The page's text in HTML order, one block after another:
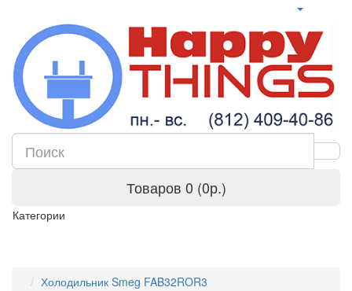
Товаров 0 (0р.)
Категории
Холодильник Smeg FAB32ROR3